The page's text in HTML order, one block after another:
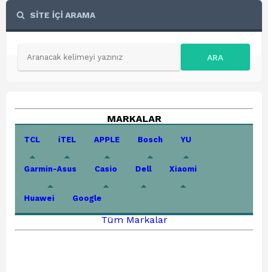
SİTE İÇİ ARAMA
ARA
MARKALAR
TCL iTEL APPLE Bosch YU
Garmin-Asus Casio Dell Xiaomi
Huawei Google
Tüm Markalar